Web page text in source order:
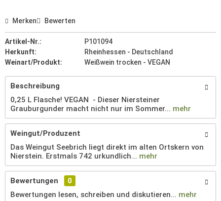
Merken Bewerten
Artikel-Nr.:
P101094
Herkunft:
Rheinhessen - Deutschland
Weinart/Produkt:
Weißwein trocken - VEGAN
Beschreibung
0,25 L Flasche! VEGAN - Dieser Niersteiner
Grauburgunder macht nicht nur im Sommer... mehr
Weingut/Produzent
Das Weingut Seebrich liegt direkt im alten Ortskern von
Nierstein. Erstmals 742 urkundlich... mehr
Bewertungen
0
Bewertungen lesen, schreiben und diskutieren... mehr